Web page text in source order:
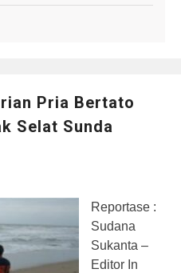
Pria Bertato
Selat Sunda
Reportase :
Sudana
Sukanta –
Editor In